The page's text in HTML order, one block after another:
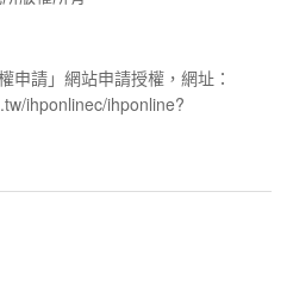
申請」網站申請授權，網址：
ihponlinec/ihponline?